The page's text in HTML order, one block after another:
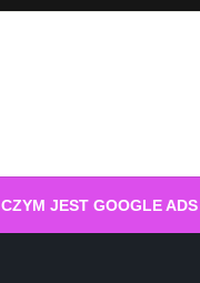
CZYM JEST GOOGLE ADS